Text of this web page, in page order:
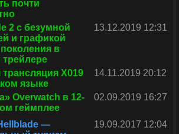
почти
2 с безумной
и графикой
в
13.12.2019 12:31
X019
языке
14.11.2019 20:12
Overwatch в 12-
геймплее
02.09.2019 16:27
—
19.09.2017 12:04